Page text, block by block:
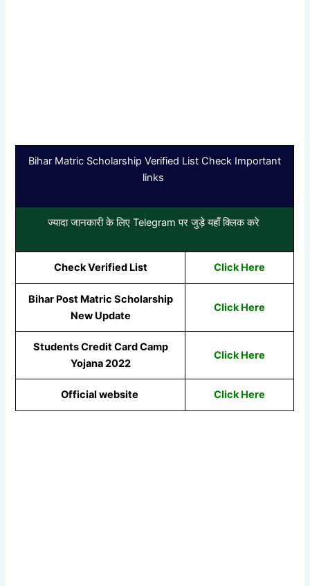
Bihar Matric Scholarship Verified List Check Important
links
ज्यादा जानकारी के लिए Telegram पर जुड़े यहाँ क्लिक करे
Check Verified List Click Here
Bihar Post Matric Scholarship
New Update
Click Here
Students Credit Card Camp
Yojana 2022
Click Here
Official website Click Here